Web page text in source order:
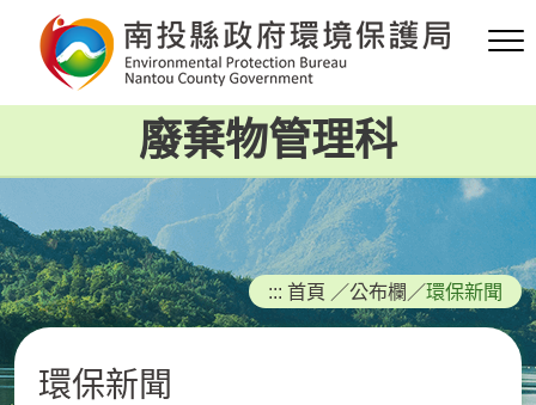
要
容
區
塊
廢棄物管理科
::: 首頁 ／公布欄 ／環保新聞
環保新聞